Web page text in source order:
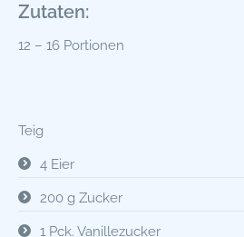
Zutaten:
12 – 16 Portionen
Teig
4 Eier
200 g Zucker
1 Pck. Vanillezucker